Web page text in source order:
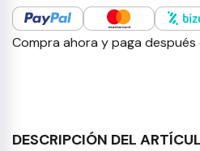
Compra ahora y paga después
DESCRIPCIÓN DEL